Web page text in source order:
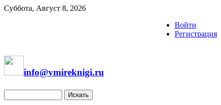
Суббота, Август 8, 2026
Войти
Регистрация
info@vmireknigi.ru